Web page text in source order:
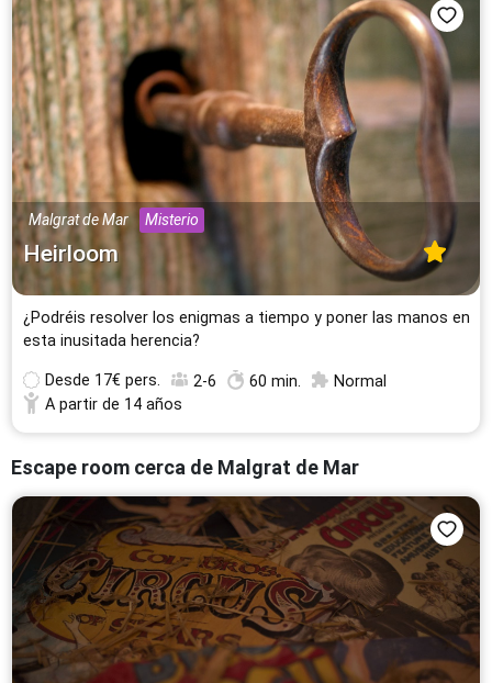
Malgrat de Mar Misterio
Heirloom
¿Podréis resolver los enigmas a tiempo y poner las manos en
esta inusitada herencia?
Desde 17€ pers. 2-6 60 min.
Normal
A partir de 14 años
Escape room cerca de Malgrat de Mar